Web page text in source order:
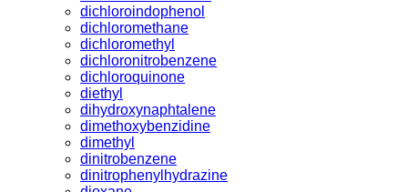
dichloroindophenol
dichloromethane
dichloromethyl
dichloronitrobenzene
dichloroquinone
diethyl
dihydroxynaphtalene
dimethoxybenzidine
dimethyl
dinitrobenzene
dinitrophenylhydrazine